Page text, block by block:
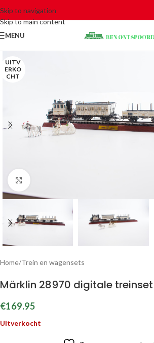
Skip to navigation
Skip to main content
MENU
UITV
ERKO
CHT
Click to enlarge
Home/Trein en wagensets
Märklin 28970 digitale
€169.95
Uitverkocht